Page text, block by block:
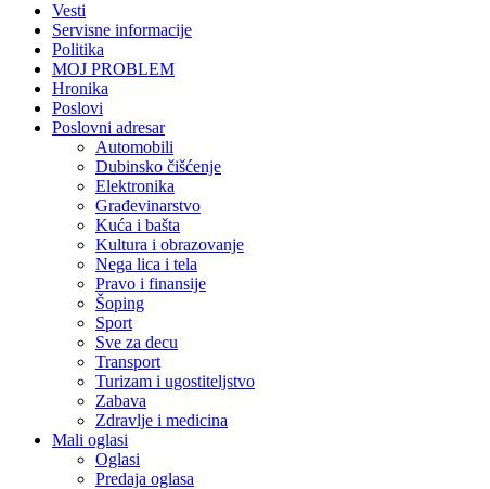
Vesti
Servisne informacije
Politika
MOJ PROBLEM
Hronika
Poslovi
Poslovni adresar
Automobili
Dubinsko čišćenje
Elektronika
Građevinarstvo
Kuća i bašta
Kultura i obrazovanje
Nega lica i tela
Pravo i finansije
Šoping
Sport
Sve za decu
Transport
Turizam i ugostiteljstvo
Zabava
Zdravlje i medicina
Mali oglasi
Oglasi
Predaja oglasa